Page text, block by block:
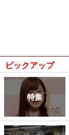
ピックアップ
特集